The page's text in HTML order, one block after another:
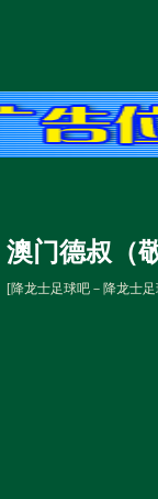
澳门德叔（
[降龙士足球吧－降龙士